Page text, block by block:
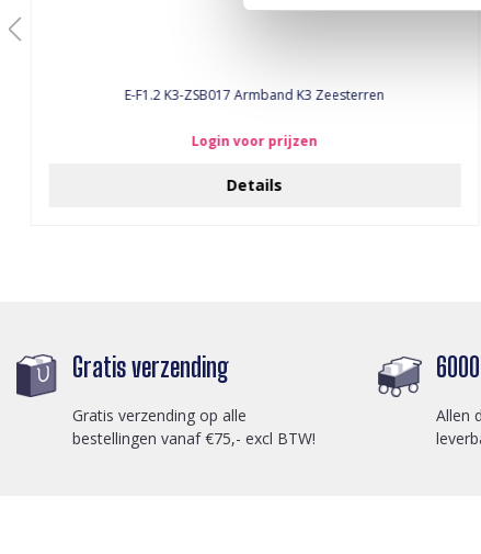
E-F1.2 K3-ZSB017 Armband K3 Zeesterren
Login voor prijzen
Details
Gratis verzending
Gratis verzending op alle
bestellingen vanaf €75,- excl BTW!
Allen